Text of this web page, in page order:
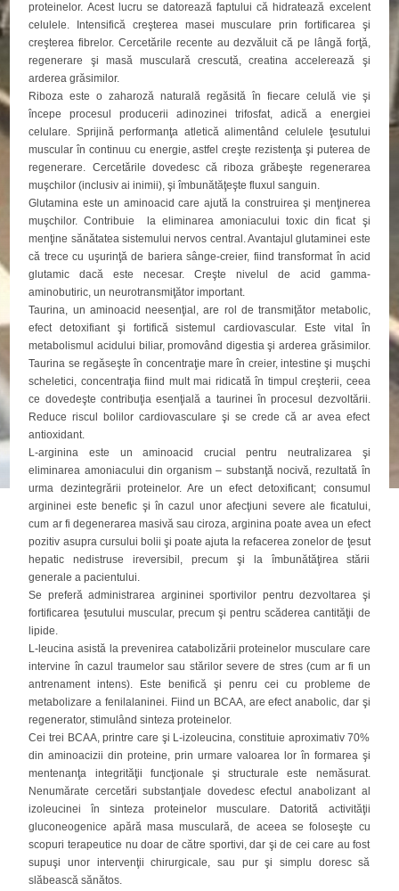
proteinelor. Acest lucru se datorează faptului că hidratează excelent
celulele. Intensifică creşterea masei musculare prin fortificarea şi
creşterea fibrelor. Cercetările recente au dezvăluit că pe lângă forţă,
regenerare şi masă musculară crescută, creatina accelerează şi
arderea grăsimilor.
Riboza este o zaharoză naturală regăsită în fiecare celulă vie şi
începe procesul producerii adinozinei trifosfat, adică a energiei
celulare. Sprijină performanţa atletică alimentând celulele ţesutului
muscular în continuu cu energie, astfel creşte rezistenţa şi puterea de
regenerare. Cercetările dovedesc că riboza grăbeşte regenerarea
muşchilor (inclusiv ai inimii), şi îmbunătăţeşte fluxul sanguin.
Glutamina este un aminoacid care ajută la construirea şi menţinerea
muşchilor. Contribuie la eliminarea amoniacului toxic din ficat şi
menţine sănătatea sistemului nervos central. Avantajul glutaminei este
că trece cu uşurinţă de bariera sânge-creier, fiind transformat în acid
glutamic dacă este necesar. Creşte nivelul de acid gamma-
aminobutiric, un neurotransmiţător important.
Taurina, un aminoacid neesenţial, are rol de transmiţător metabolic,
efect detoxifiant şi fortifică sistemul cardiovascular. Este vital în
metabolismul acidului biliar, promovând digestia şi arderea grăsimilor.
Taurina se regăseşte în concentraţie mare în creier, intestine şi muşchi
scheletici, concentraţia fiind mult mai ridicată în timpul creşterii, ceea
ce dovedeşte contribuţia esenţială a taurinei în procesul dezvoltării.
Reduce riscul bolilor cardiovasculare şi se crede că ar avea efect
antioxidant.
L-arginina este un aminoacid crucial pentru neutralizarea şi
eliminarea amoniacului din organism – substanţă nocivă, rezultată în
urma dezintegrării proteinelor. Are un efect detoxificant; consumul
argininei este benefic şi în cazul unor afecţiuni severe ale ficatului,
cum ar fi degenerarea masivă sau ciroza, arginina poate avea un efect
pozitiv asupra cursului bolii şi poate ajuta la refacerea zonelor de ţesut
hepatic nedistruse ireversibil, precum şi la îmbunătăţirea stării
generale a pacientului.
Se preferă administrarea argininei sportivilor pentru dezvoltarea şi
fortificarea ţesutului muscular, precum şi pentru scăderea cantităţii de
lipide.
L-leucina asistă la prevenirea catabolizării proteinelor musculare care
intervine în cazul traumelor sau stărilor severe de stres (cum ar fi un
antrenament intens). Este benifică şi penru cei cu probleme de
metabolizare a fenilalaninei. Fiind un BCAA, are efect anabolic, dar şi
regenerator, stimulând sinteza proteinelor.
Cei trei BCAA, printre care şi L-izoleucina, constituie aproximativ 70%
din aminoacizii din proteine, prin urmare valoarea lor în formarea şi
mentenanţa integrităţii funcţionale şi structurale este nemăsurat.
Nenumărate cercetări substanţiale dovedesc efectul anabolizant al
izoleucinei în sinteza proteinelor musculare. Datorită activităţii
gluconeogenice apără masa musculară, de aceea se foloseşte cu
scopuri terapeutice nu doar de către sportivi, dar şi de cei care au fost
supuşi unor intervenţii chirurgicale, sau pur şi simplu doresc să
slăbească sănătos.